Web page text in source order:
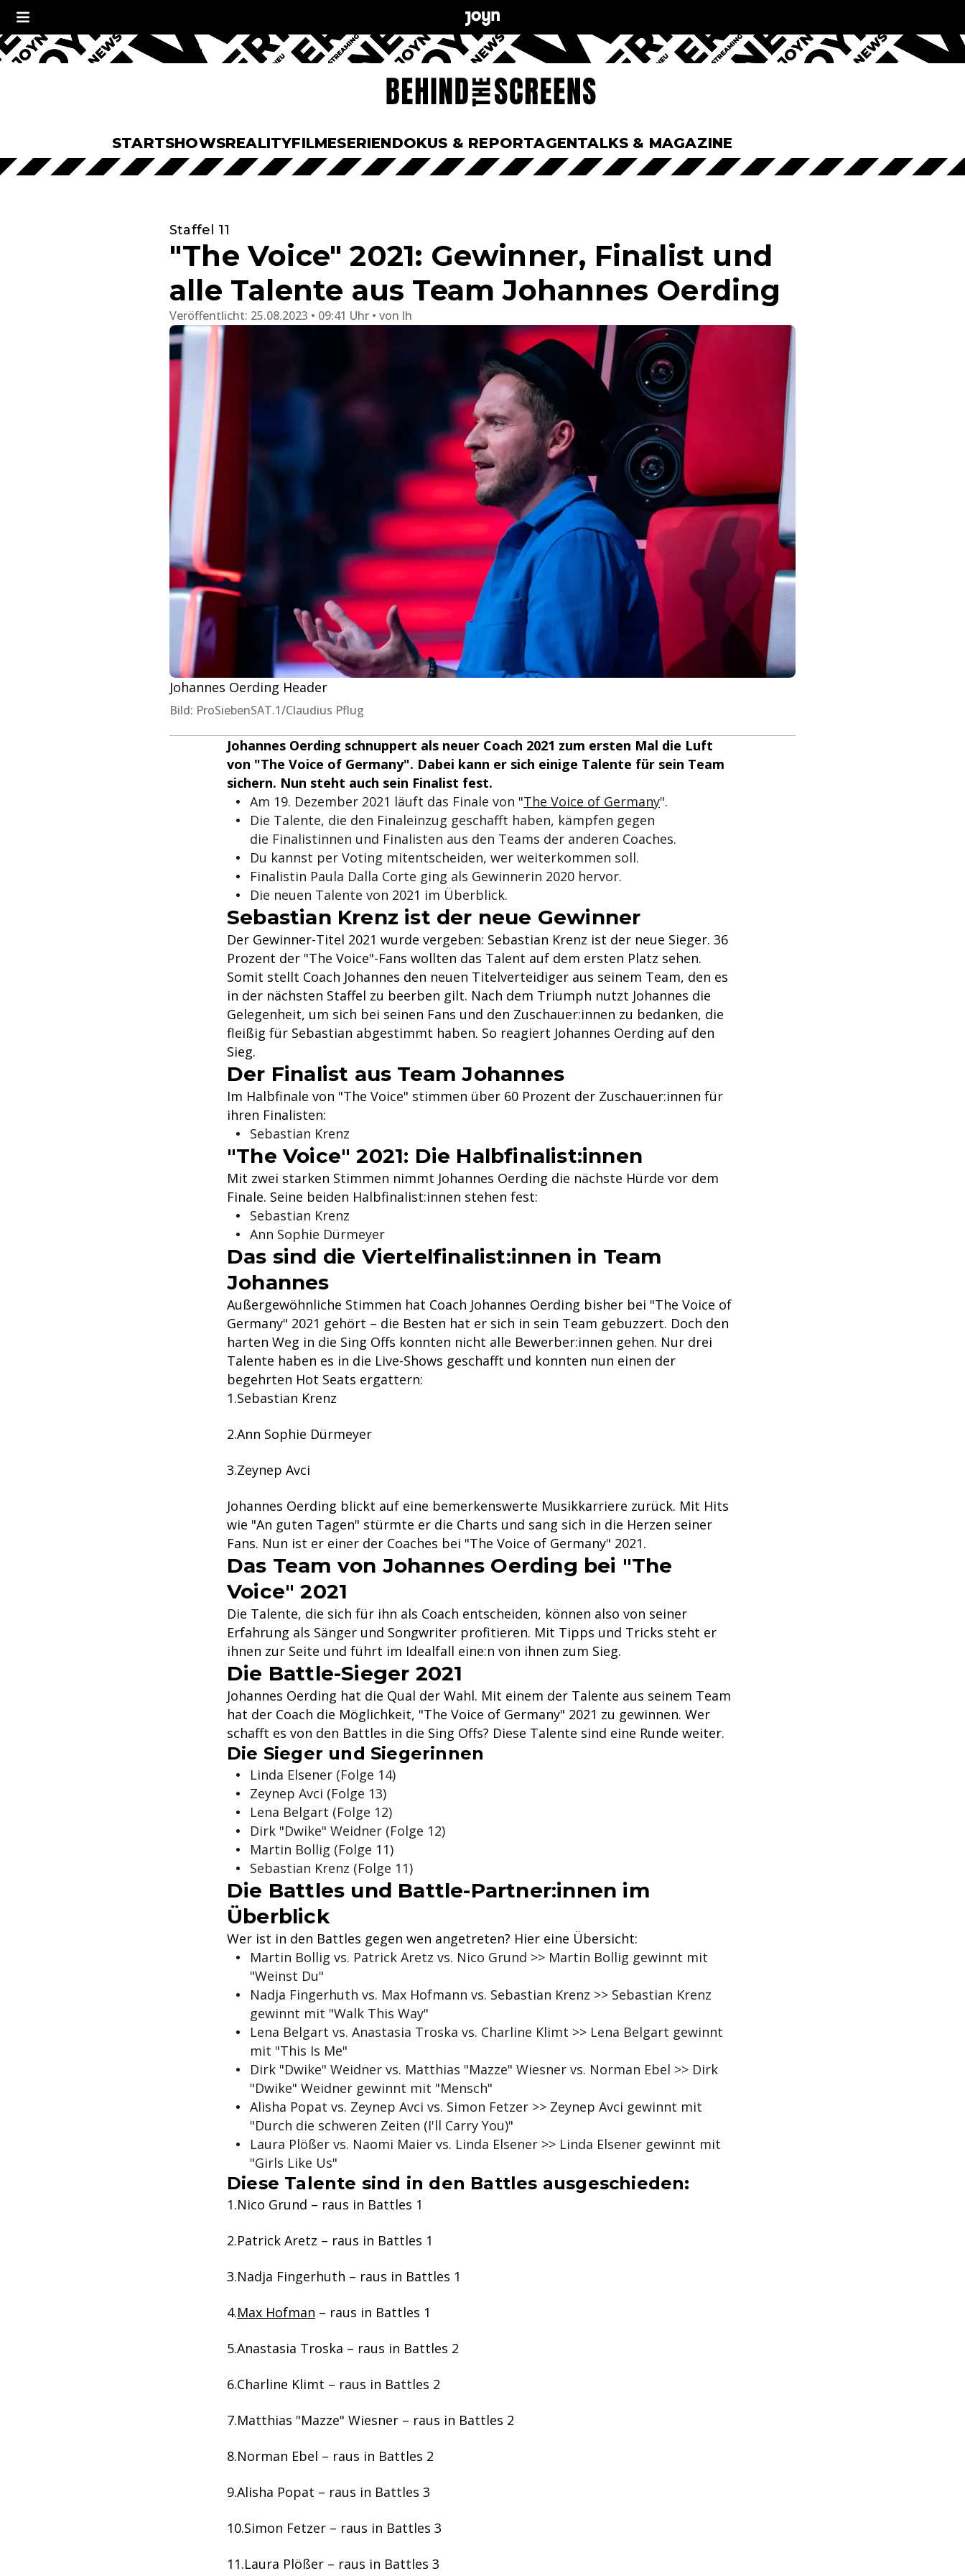
STARTSHOWSREALITYFILMESERIENDOKUS & REPORTAGENTALKS & MAGAZINE
Staffel 11
"The Voice" 2021: Gewinner, Finalist und
alle Talente aus Team Johannes Oerding
Veröffentlicht: 25.08.2023 • 09:41 Uhr von lh
Johannes Oerding Header
Bild: ProSiebenSAT.1/Claudius Pflug
Johannes Oerding schnuppert als neuer Coach 2021 zum ersten Mal die Luft
von "The Voice of Germany". Dabei kann er sich einige Talente für sein Team
sichern. Nun steht auch sein Finalist fest.
Am 19. Dezember 2021 läuft das Finale von "The Voice of Germany".
Die Talente, die den Finaleinzug geschafft haben, kämpfen gegen
die Finalistinnen und Finalisten aus den Teams der anderen Coaches.
Du kannst per Voting mitentscheiden, wer weiterkommen soll.
Finalistin Paula Dalla Corte ging als Gewinnerin 2020 hervor.
Die neuen Talente von 2021 im Überblick.
Sebastian Krenz ist der neue Gewinner
Der Gewinner-Titel 2021 wurde vergeben: Sebastian Krenz ist der neue Sieger. 36
Prozent der "The Voice"-Fans wollten das Talent auf dem ersten Platz sehen.
Somit stellt Coach Johannes den neuen Titelverteidiger aus seinem Team, den es
in der nächsten Staffel zu beerben gilt. Nach dem Triumph nutzt Johannes die
Gelegenheit, um sich bei seinen Fans und den Zuschauer:innen zu bedanken, die
fleißig für Sebastian abgestimmt haben. So reagiert Johannes Oerding auf den
Sieg.
Der Finalist aus Team Johannes
Im Halbfinale von "The Voice" stimmen über 60 Prozent der Zuschauer:innen für
ihren Finalisten:
Sebastian Krenz
"The Voice" 2021: Die Halbfinalist:innen
Mit zwei starken Stimmen nimmt Johannes Oerding die nächste Hürde vor dem
Finale. Seine beiden Halbfinalist:innen stehen fest:
Sebastian Krenz
Ann Sophie Dürmeyer
Das sind die Viertelfinalist:innen in Team
Johannes
Außergewöhnliche Stimmen hat Coach Johannes Oerding bisher bei "The Voice of
Germany" 2021 gehört – die Besten hat er sich in sein Team gebuzzert. Doch den
harten Weg in die Sing Offs konnten nicht alle Bewerber:innen gehen. Nur drei
Talente haben es in die Live-Shows geschafft und konnten nun einen der
begehrten Hot Seats ergattern:
Sebastian Krenz
Ann Sophie Dürmeyer
Zeynep Avci
Johannes Oerding blickt auf eine bemerkenswerte Musikkarriere zurück. Mit Hits
wie "An guten Tagen" stürmte er die Charts und sang sich in die Herzen seiner
Fans. Nun ist er einer der Coaches bei "The Voice of Germany" 2021.
Das Team von Johannes Oerding bei "The
Voice" 2021
Die Talente, die sich für ihn als Coach entscheiden, können also von seiner
Erfahrung als Sänger und Songwriter profitieren. Mit Tipps und Tricks steht er
ihnen zur Seite und führt im Idealfall eine:n von ihnen zum Sieg.
Die Battle-Sieger 2021
Johannes Oerding hat die Qual der Wahl. Mit einem der Talente aus seinem Team
hat der Coach die Möglichkeit, "The Voice of Germany" 2021 zu gewinnen. Wer
schafft es von den Battles in die Sing Offs? Diese Talente sind eine Runde weiter.
Die Sieger und Siegerinnen
Linda Elsener (Folge 14)
Zeynep Avci (Folge 13)
Lena Belgart (Folge 12)
Dirk "Dwike" Weidner (Folge 12)
Martin Bollig (Folge 11)
Sebastian Krenz (Folge 11)
Die Battles und Battle-Partner:innen im
Überblick
Wer ist in den Battles gegen wen angetreten? Hier eine Übersicht:
Martin Bollig vs. Patrick Aretz vs. Nico Grund >> Martin Bollig gewinnt mit
"Weinst Du"
Nadja Fingerhuth vs. Max Hofmann vs. Sebastian Krenz >> Sebastian Krenz
gewinnt mit "Walk This Way"
Lena Belgart vs. Anastasia Troska vs. Charline Klimt >> Lena Belgart gewinnt
mit "This Is Me"
Dirk "Dwike" Weidner vs. Matthias "Mazze" Wiesner vs. Norman Ebel >> Dirk
"Dwike" Weidner gewinnt mit "Mensch"
Alisha Popat vs. Zeynep Avci vs. Simon Fetzer >> Zeynep Avci gewinnt mit
"Durch die schweren Zeiten (I'll Carry You)"
Laura Plößer vs. Naomi Maier vs. Linda Elsener >> Linda Elsener gewinnt mit
"Girls Like Us"
Diese Talente sind in den Battles ausgeschieden:
Nico Grund – raus in Battles 1
Patrick Aretz – raus in Battles 1
Nadja Fingerhuth – raus in Battles 1
Max Hofman – raus in Battles 1
Anastasia Troska – raus in Battles 2
Charline Klimt – raus in Battles 2
Matthias "Mazze" Wiesner – raus in Battles 2
Norman Ebel – raus in Battles 2
Alisha Popat – raus in Battles 3
Simon Fetzer – raus in Battles 3
Laura Plößer – raus in Battles 3